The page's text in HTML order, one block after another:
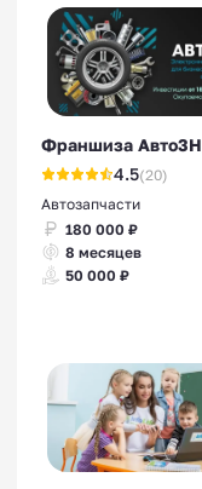
Франшиза Авто3Н
4.5(20)
Автозапчасти
180 000 ₽
8 месяцев
50 000 ₽